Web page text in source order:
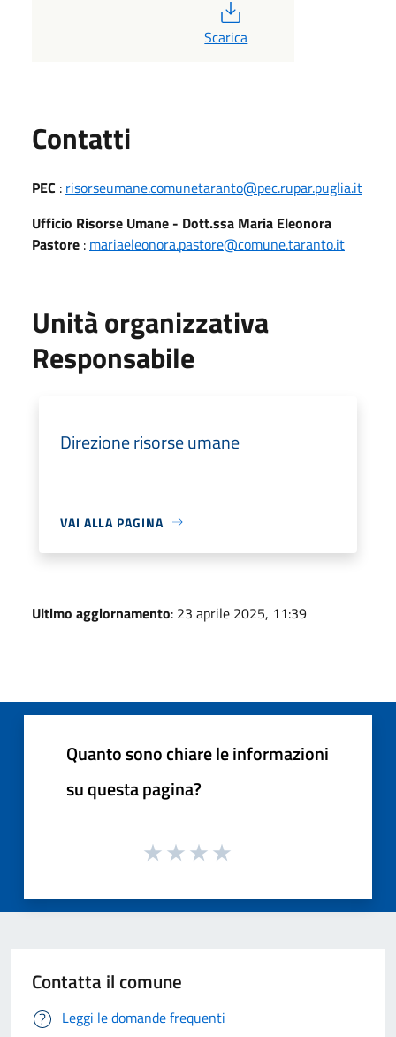
Scarica
Contatti
PEC : risorseumane.comunetaranto@pec.rupar.puglia.it
Ufficio Risorse Umane - Dott.ssa Maria Eleonora
Pastore : mariaeleonora.pastore@comune.taranto.it
Unità organizzativa
Responsabile
Direzione risorse umane
VAI ALLA PAGINA
Ultimo aggiornamento: 23 aprile 2025, 11:39
Quanto sono chiare le informazioni
su questa pagina?
Contatta il comune
Leggi le domande frequenti